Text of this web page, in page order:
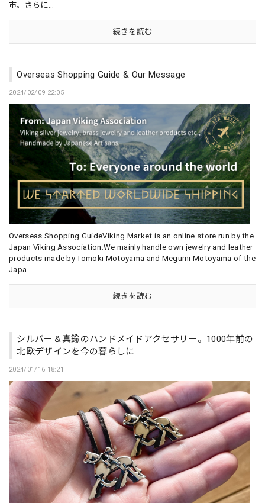
市。さらに...
続きを読む
Overseas Shopping Guide & Our Message
2024/02/09 22:05
Overseas Shopping GuideViking Market is an online store run by the
Japan Viking Association.We mainly handle own jewelry and leather
products made by Tomoki Motoyama and Megumi Motoyama of the
Japa...
続きを読む
シルバー＆真鍮のハンドメイドアクセサリー。1000年前の
北欧デザインを今の暮らしに
2024/01/16 18:21